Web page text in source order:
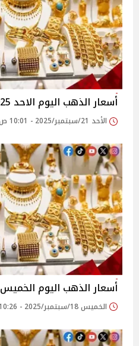
أسعار الذهب اليوم الاحد 21/9/2025
الأحد 21/سبتمبر/2025 - 10:01 ص
أسعار الذهب اليوم الخميس 18/9/2025
الخميس 18/سبتمبر/2025 - 10:26 ص